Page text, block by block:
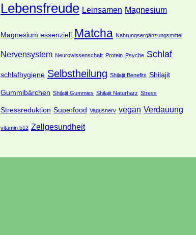
Lebensfreude Leinsamen Magnesium
Magnesium essenziell Matcha Nahrungsergänzungsmittel
Nervensystem Neurowissenschaft Protein Psyche Schlaf
schlafhygiene Selbstheilung Shilajit Benefits Shilajit
Gummibärchen Shilajit Gummies Shilajit Naturharz Stress
Stressreduktion Superfood Vagusnerv vegan Verdauung
vitamin b12 Zellgesundheit